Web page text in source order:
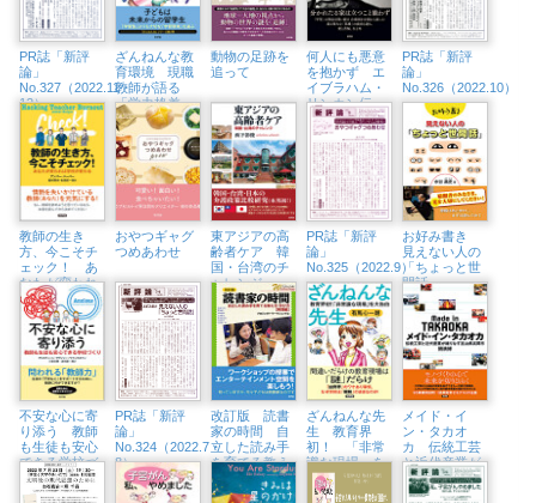
PR誌「新評
論」
No.327（2022.11・
12）
ざんねんな教
育環境 現職
教師が語る
「学力格差」
の実態
動物の足跡を
追って
何人にも悪意
を抱かず エ
イブラハム・
リンカン伝
PR誌「新評
論」
No.326（2022.10）
教師の生き
方、今こそチ
ェック！ あ
なたが変われ
ば学校が変わ
る
おやつギャグ
つめあわせ
東アジアの高
齢者ケア 韓
国・台湾のチ
ャレンジ
PR誌「新評
論」
No.325（2022.9）
お好み書き
見えない人の
「ちょっと世
間話」
不安な心に寄
り添う 教師
も生徒も安心
できる学校づ
くり
PR誌「新評
論」
No.324（2022.7・
8）
改訂版 読書
家の時間 自
立した読み手
を育てる教え
方・学び方
【実践編】
ざんねんな先
生 教育界
初！ 「非常
識な現場」を
大告白
メイド・イ
ン・タカオ
カ 伝統工芸
と近代産業が
織りなす富山
県高岡市